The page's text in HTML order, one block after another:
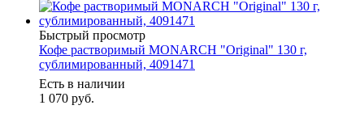
Быстрый просмотр
Кофе растворимый MONARCH "Original" 130 г,
сублимированный, 4091471
Есть в наличии
1 070 руб.